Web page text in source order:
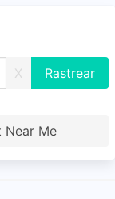
X
Near Me